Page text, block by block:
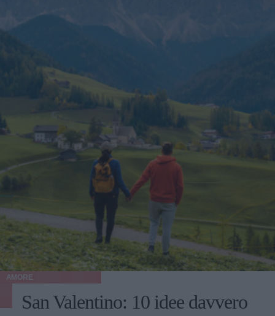
AMORE
San Valentino: 10 idee davvero